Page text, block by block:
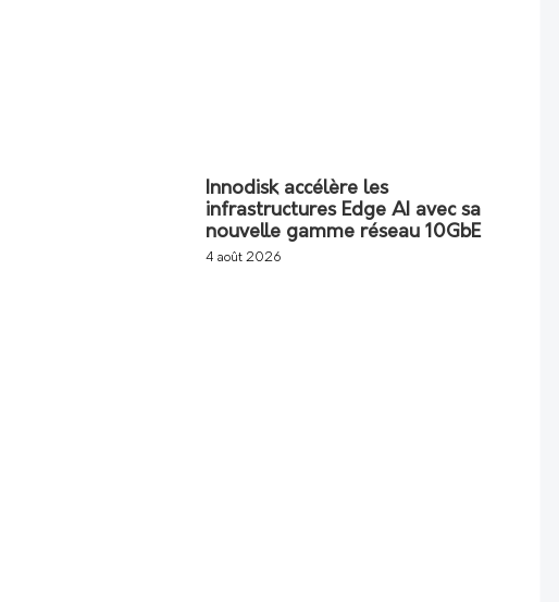
Innodisk accélère les
infrastructures Edge AI avec sa
nouvelle gamme réseau 10GbE
4 août 2026